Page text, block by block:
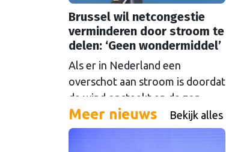
Brussel wil netcongestie
verminderen door stroom te
delen: ‘Geen wondermiddel’
Als er in Nederland een
overschot aan stroom is doordat
de wind opsteekt en de zon
schijnt, loont het om die stroom
te delen. Maar Europese
Meer nieuws Bekijk alles